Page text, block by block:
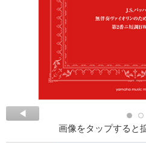
画像をタップすると